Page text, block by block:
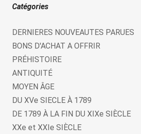
Catégories
DERNIERES NOUVEAUTES PARUES
BONS D'ACHAT A OFFRIR
PRÉHISTOIRE
ANTIQUITÉ
MOYEN ÂGE
DU XVe SIECLE À 1789
DE 1789 À LA FIN DU XIXe SIÈCLE
XXe et XXIe SIÈCLE